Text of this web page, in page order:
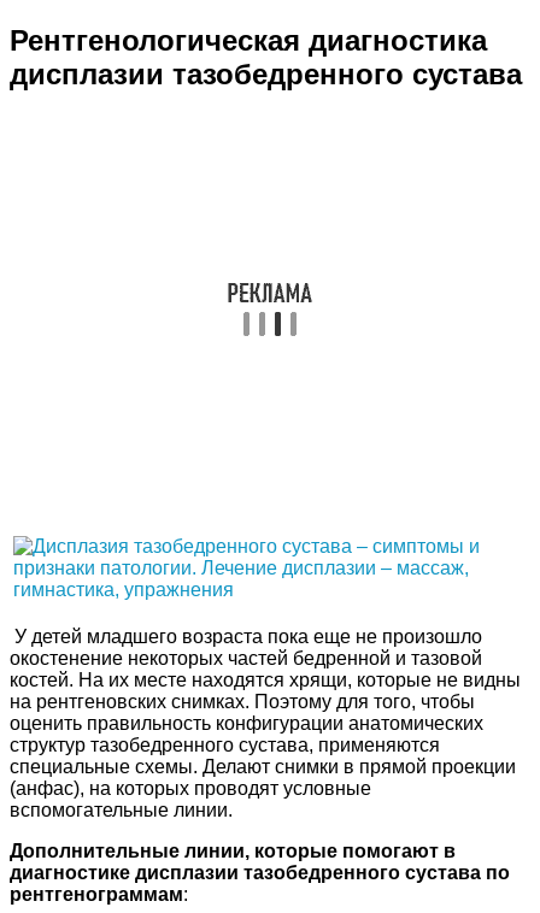
Рентгенологическая диагностика
дисплазии тазобедренного сустава
У детей младшего возраста пока еще не произошло
окостенение некоторых частей бедренной и тазовой
костей. На их месте находятся хрящи, которые не видны
на рентгеновских снимках. Поэтому для того, чтобы
оценить правильность конфигурации анатомических
структур тазобедренного сустава, применяются
специальные схемы. Делают снимки в прямой проекции
(анфас), на которых проводят условные
вспомогательные линии.
Дополнительные линии, которые помогают в
диагностике дисплазии тазобедренного сустава по
рентгенограммам: